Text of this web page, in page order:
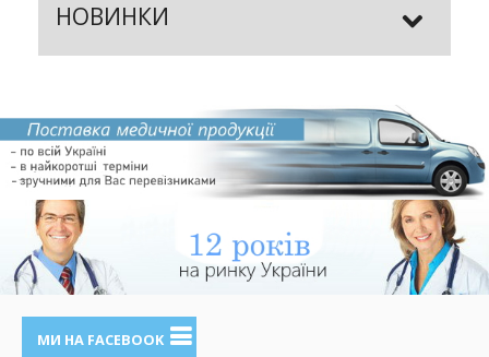
НОВИНКИ
МИ НА FACEBOOK